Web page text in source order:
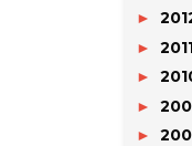
►
►
►
►
►